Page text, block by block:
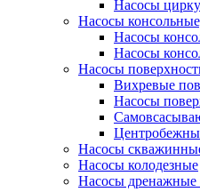
Насосы
Насосы
Насосы
Насосы
Насосы
Вихревые
Насосы
Насосы
Насосы колодезные
Насосы дренажные